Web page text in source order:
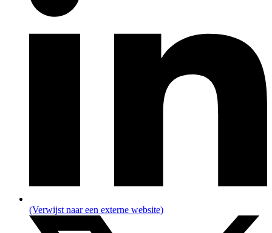
(Verwijst naar een externe website)